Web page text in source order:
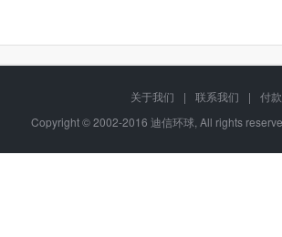
关于我们 | 联系我们 |
付
Copyright © 2002-2016 迪信环球, All rights